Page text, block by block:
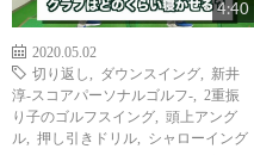
4:40
2020.05.02
切り返し
ダウンスイング
新井
淳-スコアパーソナルゴルフ-
2重振
り子のゴルフスイング
頭上アング
ル
押し引きドリル シャローイング